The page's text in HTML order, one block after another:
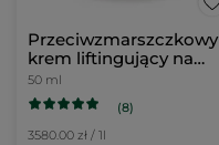
Przeciwzmarszczkowy
krem liftingujący na
noc
50 ml
(8)
3580.00 zł / 1l